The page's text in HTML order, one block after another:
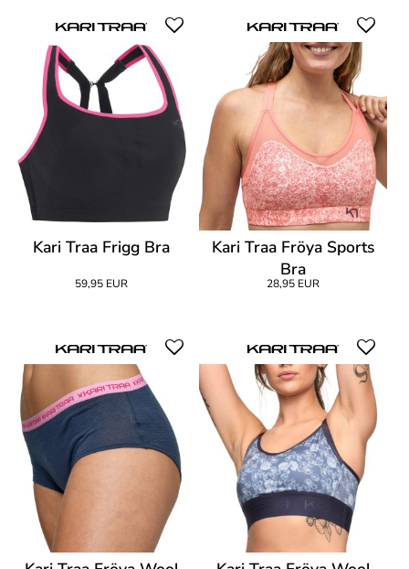
Kari Traa Frigg Bra
59,95 EUR
Kari Traa Fröya Sports
Bra
28,95 EUR